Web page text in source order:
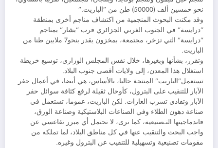
نحو خمسين ألف (50000) طن من ”الباريت.”
وقد مكنت البحوث المنجمية من اكتشاف مناجم أخرى بمنطقة
”درايسة” في الجنوب الغربي الجزائري قرب ”بشار” بمناجم
”درايسة” التي تزخر، مجتمعة، بمخزون يقدر بنحو7 ملايين طنا من
الباريت.
وتقرر، بشأنها وبغيرها، خلال نفس المجلس الوزاري، توسيع خريطة
استغلال هذا المعدن، إلى ولايات أقصى جنوب البلاد.
تستعمل”الباريت” المنتجة حاليا، بالأساس، هي أيضا، في أعمال حفر
الآبار للتنقيب على البترول، كأوحال ثقيلة لرفع كثافة سوائل حفر
الآبار وتفادي تسرب الغازات. لكن الباريت، عموما، تستعمل في
صناعة دهون الطلاء وفي الصناعات البلاستيكية وصناعة الورق،
فاندماجيتها التـصنيعية، كما نرى، لا تحتمل أي مبرر تقاعسي عن
واجب البحث والتنقيب عنها في كل مناطق البلاد، لما تملكه من
مقومات تصنيعية وتسهيلية للتنقيب عن البترول وغيره.